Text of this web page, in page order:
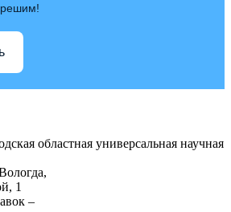
областная универсальная научная
1
–